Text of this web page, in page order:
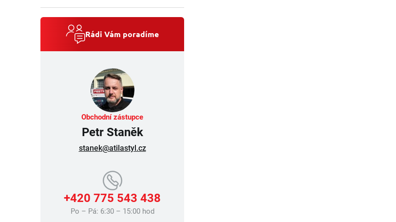
Rádi Vám poradíme
Obchodní zástupce
Petr Staněk
stanek@atilastyl.cz
+420 775 543 438
Po – Pá: 6:30 – 15:00 hod